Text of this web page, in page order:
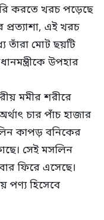
করতে খরচ পড়েছে
এই খরচ
তাঁরা মোট ছয়টি
উপহার
মমীর শরীরে
চার পাঁচ হাজার
কাপড় বনিকের
সেই মসলিন
ফিরে এসেছে।
পণ্য হিসেবে